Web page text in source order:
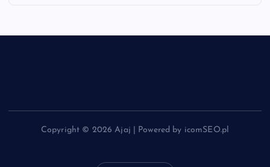
Copyright © 2026 Ajaj | Powered by icomSEO.pl